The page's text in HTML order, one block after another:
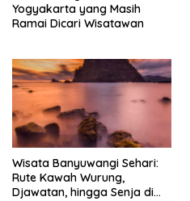
Yogyakarta yang Masih
Ramai Dicari Wisatawan
Wisata Banyuwangi Sehari:
Rute Kawah Wurung,
Djawatan, hingga Senja di